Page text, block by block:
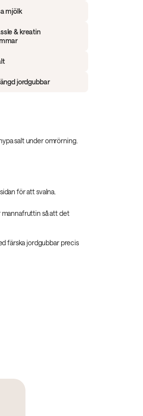
mjölk
& kreatin
jordgubbar
salt under omrörning.
för att svalna.
mannafruttin så att det
färska jordgubbar precis